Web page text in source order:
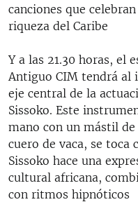
canciones que
riqueza del Caribe
Y a las 21.30 horas, el
Antiguo CIM tendrá al
eje central de la
Sissoko. Este
mano con un mástil
cuero de vaca, se toca
Sissoko hace una
cultural africana,
con ritmos hipnóticos